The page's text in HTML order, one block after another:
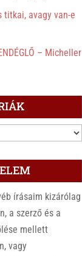
titkai, avagy van-e
– Micheller
írásaim kizárólag
a szerző és a
mellett
vagy